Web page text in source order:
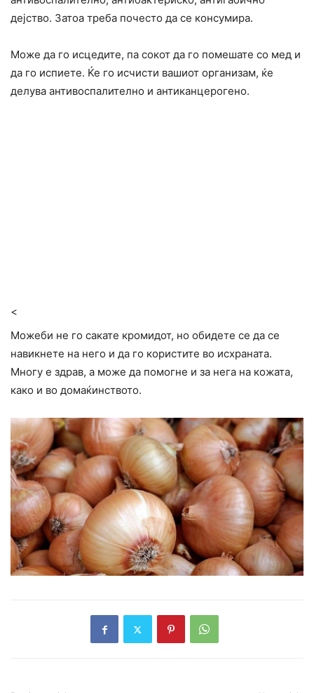
дејство. Затоа треба почесто да се консумира.
Може да го исцедите, па сокот да го помешате со мед и
да го испиете. Ќе го исчисти вашиот организам, ќе
делува антивоспалително и антиканцерогено.
<
Можеби не го сакате кромидот, но обидете се да се
навикнете на него и да го користите во исхраната.
Многу е здрав, а може да помогне и за нега на кожата,
како и во домаќинството.